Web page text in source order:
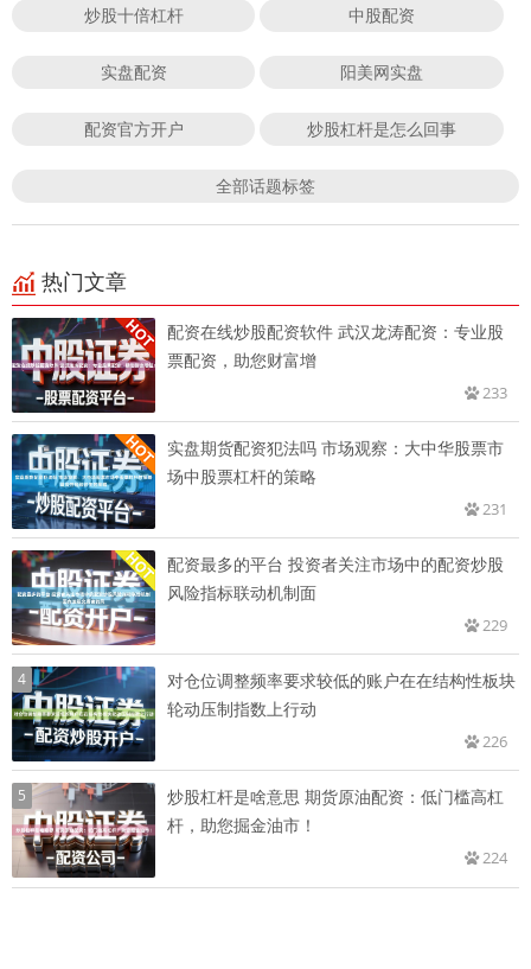
炒股十倍杠杆 中股配资
实盘配资 阳美网实盘
配资官方开户 炒股杠杆是怎么回事
全部话题标签
热门文章
配资在线炒股配资软件 武汉龙涛配资：专业股
票配资，助您财富增
233
实盘期货配资犯法吗 市场观察：大中华股票市
场中股票杠杆的策略
231
配资最多的平台 投资者关注市场中的配资炒股
风险指标联动机制面
229
4
对仓位调整频率要求较低的账户在在结构性板块
轮动压制指数上行动
226
5
炒股杠杆是啥意思 期货原油配资：低门槛高杠
杆，助您掘金油市！
224